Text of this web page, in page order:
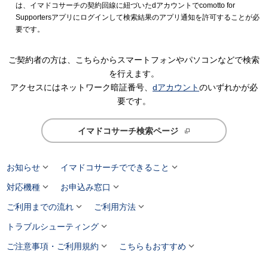
は、イマドコサーチの契約回線に紐づいたdアカウントでcomotto for
Supportersアプリにログインして検索結果のアプリ通知を許可することが必
要です。
ご契約者の方は、こちらからスマートフォンやパソコンなどで検索
を行えます。
アクセスにはネットワーク暗証番号、 dアカウントのいずれかが必
要です。
イマドコサーチ検索ページ
お知らせ イマドコサーチでできること 
対応機種 お申込み窓口 
ご利用までの流れ ご利用方法
トラブルシューティング
ご注意事項・ご利用規約  こちらもおすすめ 